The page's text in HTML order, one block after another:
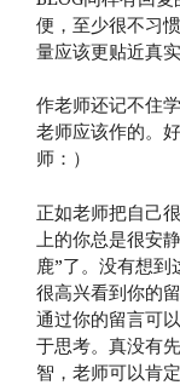
便，至少很不习
量应该更贴近真
作老师还记不住
老师应该作的。
师：）
正如老师把自己
上的你总是很安
鹿”了。没有想到
很高兴看到你的
通过你的留言可
于思考。真没有
智，老师可以肯